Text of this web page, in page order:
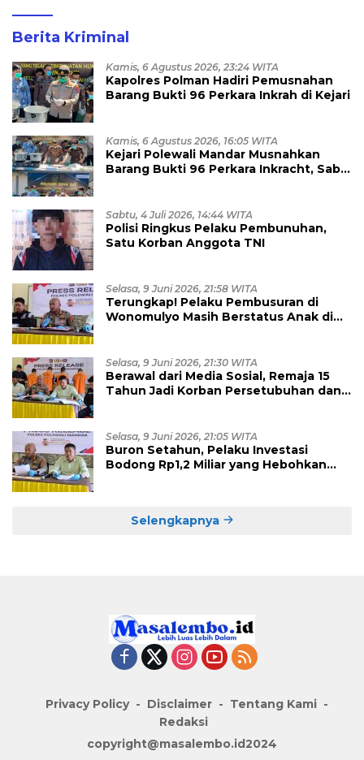
Berita Kriminal
Kamis, 6 Agustus 2026, 23:24 WITA
Kapolres Polman Hadiri Pemusnahan
Barang Bukti 96 Perkara Inkrah di Kejari
Kamis, 6 Agustus 2026, 16:05 WITA
Kejari Polewali Mandar Musnahkan
Barang Bukti 96 Perkara Inkracht, Sabu
Sabtu, 4 Juli 2026, 14:44 WITA
Polisi Ringkus Pelaku Pembunuhan,
Satu Korban Anggota TNI
Selasa, 9 Juni 2026, 21:58 WITA
Terungkap! Pelaku Pembusuran di
Wonomulyo Masih Berstatus Anak di
Selasa, 9 Juni 2026, 21:30 WITA
Berawal dari Media Sosial, Remaja 15
Tahun Jadi Korban Persetubuhan dan
Selasa, 9 Juni 2026, 21:05 WITA
Buron Setahun, Pelaku Investasi
Bodong Rp1,2 Miliar yang Hebohkan
Selengkapnya
Privacy Policy Disclaimer
Tentang Kami
Redaksi
copyright@masalembo.id2024